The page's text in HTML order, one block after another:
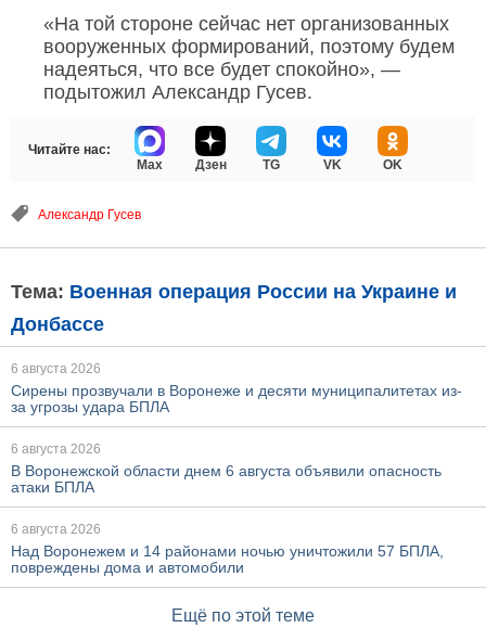
«На той стороне сейчас нет организованных
вооруженных формирований, поэтому будем
надеяться, что все будет спокойно», —
подытожил Александр Гусев.
Читайте нас:
Max
Дзен TG VK OK
Александр Гусев
Тема: Военная операция России на Украине и
Донбассе
6 августа 2026
Сирены прозвучали в Воронеже и десяти муниципалитетах из-
за угрозы удара БПЛА
6 августа 2026
В Воронежской области днем 6 августа объявили опасность
атаки БПЛА
6 августа 2026
Над Воронежем и 14 районами ночью уничтожили 57 БПЛА,
повреждены дома и автомобили
Ещё по этой теме